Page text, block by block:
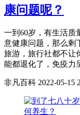
康问题呢？
一到60岁，有生活质
意健康问题，那么剩
旅游，旅行社都不让
能都退化了，免疫力
非凡百科 2022-05-15